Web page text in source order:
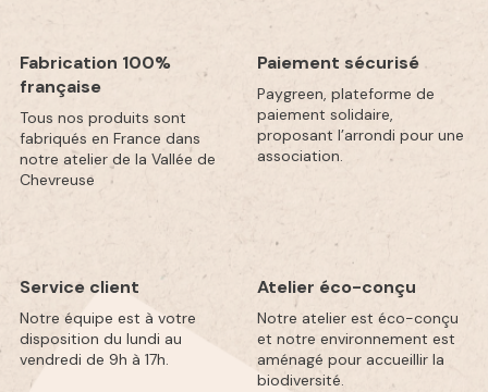
Fabrication 100%
française
Tous nos produits sont
fabriqués en France dans
notre atelier de la Vallée de
Chevreuse
Paiement sécurisé
Paygreen, plateforme de
paiement solidaire,
proposant l’arrondi pour une
association.
Service client
Notre équipe est à votre
disposition du lundi au
vendredi de 9h à 17h.
Atelier éco-conçu
Notre atelier est éco-conçu
et notre environnement est
aménagé pour accueillir la
biodiversité.